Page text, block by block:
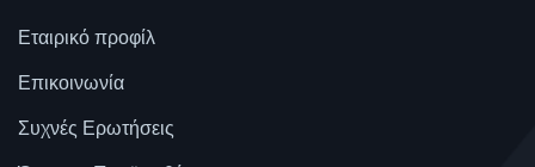
Εταιρικό προφίλ
Επικοινωνία
Συχνές Ερωτήσεις